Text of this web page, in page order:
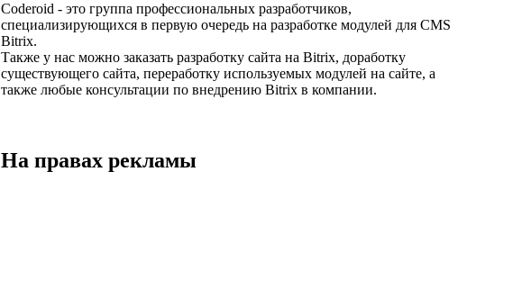
Coderoid - это группа профессиональных разработчиков,
специализирующихся в первую очередь на разработке модулей для CMS
Bitrix.
Также у нас можно заказать разработку сайта на Bitrix, доработку
существующего сайта, переработку используемых модулей на сайте, а
также любые консультации по внедрению Bitrix в компании.
На правах рекламы